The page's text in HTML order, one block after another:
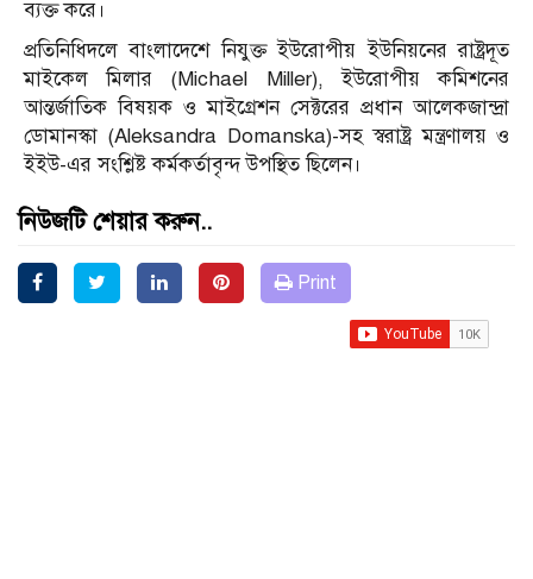
ব্যক্ত করে।
প্রতিনিধিদলে বাংলাদেশে নিযুক্ত ইউরোপীয় ইউনিয়নের রাষ্ট্রদূত
মাইকেল মিলার (Michael Miller), ইউরোপীয় কমিশনের
আন্তর্জাতিক বিষয়ক ও মাইগ্রেশন সেক্টরের প্রধান আলেকজান্দ্রা
ডোমানস্কা (Aleksandra Domanska)-সহ স্বরাষ্ট্র মন্ত্রণালয় ও
ইইউ-এর সংশ্লিষ্ট কর্মকর্তাবৃন্দ উপস্থিত ছিলেন।
নিউজটি শেয়ার করুন..
Print